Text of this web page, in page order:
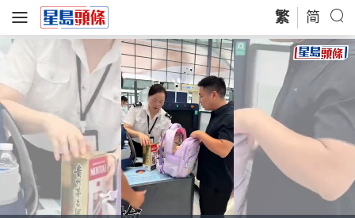
繁 简